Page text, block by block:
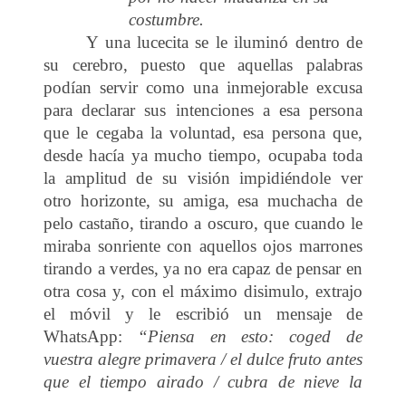
costumbre.
Y una lucecita se le iluminó dentro de
su cerebro, puesto que aquellas palabras
podían servir como una inmejorable excusa
para declarar sus intenciones a esa persona
que le cegaba la voluntad, esa persona que,
desde hacía ya mucho tiempo, ocupaba toda
la amplitud de su visión impidiéndole ver
otro horizonte, su amiga, esa muchacha de
pelo castaño, tirando a oscuro, que cuando le
miraba sonriente con aquellos ojos marrones
tirando a verdes, ya no era capaz de pensar en
otra cosa y, con el máximo disimulo, extrajo
el móvil y le escribió un mensaje de
WhatsApp:
“Piensa en esto: coged de
vuestra alegre primavera / el dulce fruto antes
que el tiempo airado / cubra de nieve la